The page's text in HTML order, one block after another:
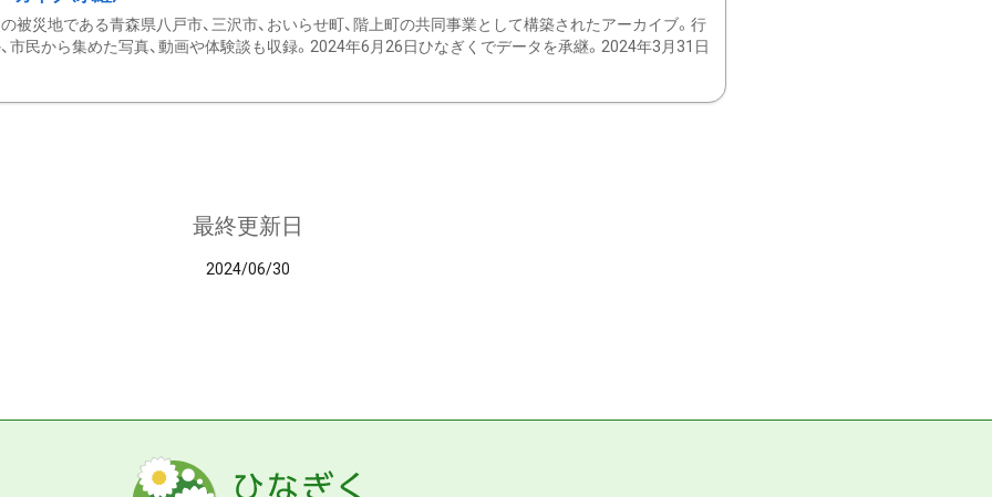
被災地である青森県八戸市、三沢市、おいらせ町、階上町の共同事業として構築されたアーカイブ。行
市民から集めた写真、動画や体験談も収録。2024年6月26日ひなぎくでデータを承継。2024年3月31日
最終更新日
2024/06/30